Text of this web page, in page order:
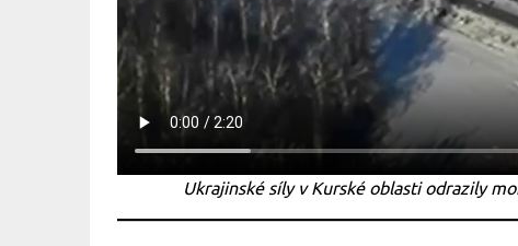
Ukrajinské síly v Kurské oblasti odrazily